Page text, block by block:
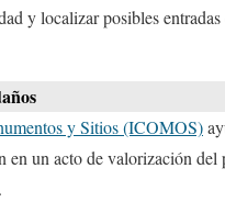
y localizar posibles
y Sitios (ICOMOS)
en un acto de valorización del